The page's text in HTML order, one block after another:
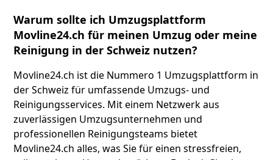
Warum sollte ich Umzugsplattform
Movline24.ch für meinen Umzug oder meine
Reinigung in der Schweiz nutzen?
Movline24.ch ist die Nummero 1 Umzugsplattform in
der Schweiz für umfassende Umzugs- und
Reinigungsservices. Mit einem Netzwerk aus
zuverlässigen Umzugsunternehmen und
professionellen Reinigungsteams bietet
Movline24.ch alles, was Sie für einen stressfreien,